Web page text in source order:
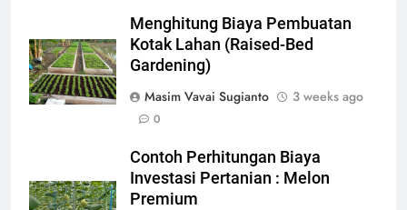
Menghitung Biaya Pembuatan
Kotak Lahan (Raised-Bed
Gardening)
Masim Vavai Sugianto
3 weeks ago
0
Contoh Perhitungan Biaya
Investasi Pertanian : Melon
Premium